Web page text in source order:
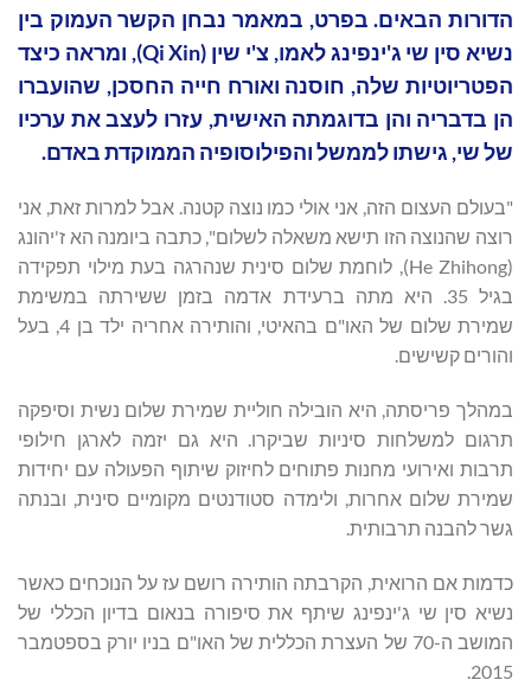
הדורות הבאים. בפרט, במאמר נבחן הקשר העמוק בין
נשיא סין שי ג'ינפינג לאמו, צ'י שין (Qi Xin), ומראה כיצד
הפטריוטיות שלה, חוסנה ואורח חייה החסכן, שהועברו
הן בדבריה והן בדוגמתה האישית, עזרו לעצב את ערכיו
של שי, גישתו לממשל והפילוסופיה הממוקדת באדם.
"בעולם העצום הזה, אני אולי כמו נוצה קטנה. אבל למרות זאת, אני
רוצה שהנוצה הזו תישא משאלה לשלום", כתבה ביומנה הא ז'יהונג
(He Zhihong), לוחמת שלום סינית שנהרגה בעת מילוי תפקידה
בגיל 35. היא מתה ברעידת אדמה בזמן ששירתה במשימת
שמירת שלום של האו"ם בהאיטי, והותירה אחריה ילד בן 4, בעל
והורים קשישים.
במהלך פריסתה, היא הובילה חוליית שמירת שלום נשית וסיפקה
תרגום למשלחות סיניות שביקרו. היא גם יזמה לארגן חילופי
תרבות ואירועי מחנות פתוחים לחיזוק שיתוף הפעולה עם יחידות
שמירת שלום אחרות, ולימדה סטודנטים מקומיים סינית, ובנתה
גשר להבנה תרבותית.
כדמות אם הרואית, הקרבתה הותירה רושם עז על הנוכחים כאשר
נשיא סין שי ג'ינפינג שיתף את סיפורה בנאום בדיון הכללי של
המושב ה-70 של העצרת הכללית של האו"ם בניו יורק בספטמבר
2015.